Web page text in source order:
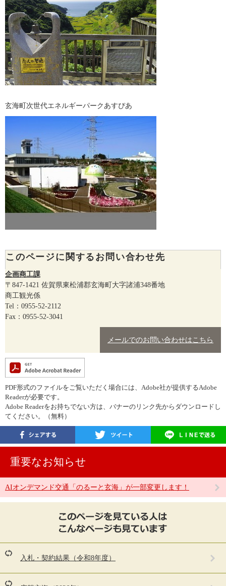
玄海町次世代エネルギーパークあすぴあ
このページに関するお問い合わせ先
企画商工課
〒847-1421 佐賀県東松浦郡玄海町大字諸浦348番地
商工観光係
Tel：0955-52-2112
Fax：0955-52-3041
メールでのお問い合わせはこちら
PDF形式のファイルをご覧いただく場合には、Adobe社が提供するAdobe
Readerが必要です。
Adobe Readerをお持ちでない方は、バナーのリンク先からダウンロードし
てください。（無料）
重要なお知らせ
AIオンデマンド交通「のるーと玄海」が一部変更します！
ジ
を
て
い
入札・契約結果（令和8年度）